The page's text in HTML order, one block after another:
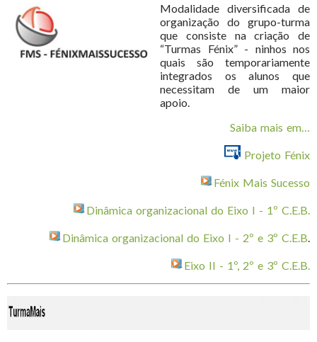
Modalidade diversificada de
organização do grupo-turma
que consiste na criação de
“Turmas Fénix” - ninhos nos
quais são temporariamente
integrados os alunos que
necessitam de um maior
apoio.
Saiba mais em…
Projeto Fénix
Fénix Mais Sucesso
Dinâmica organizacional do Eixo I - 1º C.E.B.
Dinâmica organizacional do Eixo I - 2º e 3º C.E.B.
Eixo II - 1º, 2º e 3º C.E.B.